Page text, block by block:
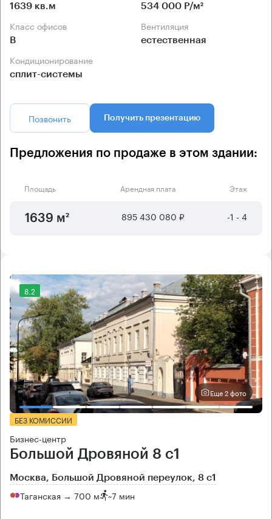
1639 кв.м 534 000 Р/м²
Класс офисов
B
Вентиляция
естественная
Кондиционирование
сплит-системы
Позвонить Получить презентацию
Предложения по продаже в этом здании:
Площадь Арендная плата Этаж
1639 м² 895 430 080 ₽ -1 - 4
8.2
Еще 2 фото
БЕЗ КОМИССИИ
Бизнес-центр
Большой Дровяной 8 с1
Москва, Большой Дровяной переулок, 8 с1
Таганская → 700 м ~7 мин